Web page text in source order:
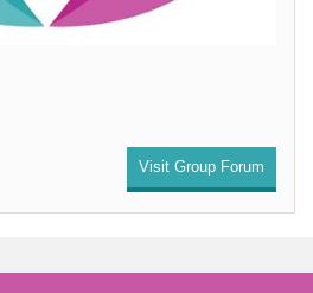
Visit Group Forum